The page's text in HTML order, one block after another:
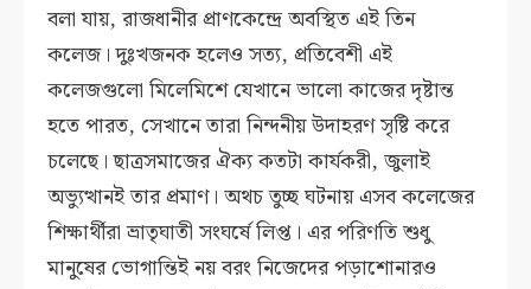
বলা যায়, রাজধানীর প্রাণকেন্দ্রে অবস্থিত এই তিন
কলেজ। দুঃখজনক হলেও সত্য, প্রতিবেশী এই
কলেজগুলো মিলেমিশে যেখানে ভালো কাজের দৃষ্টান্ত
হতে পারত, সেখানে তারা নিন্দনীয় উদাহরণ সৃষ্টি করে
চলেছে। ছাত্রসমাজের ঐক্য কতটা কার্যকরী, জুলাই
অভ্যুত্থানই তার প্রমাণ। অথচ তুচ্ছ ঘটনায় এসব কলেজের
শিক্ষার্থীরা ভ্রাতৃঘাতী সংঘর্ষে লিপ্ত। এর পরিণতি শুধু
মানুষের ভোগান্তিই নয় বরং নিজেদের পড়াশোনারও